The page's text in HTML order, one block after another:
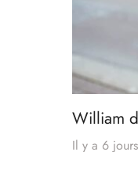
William
Il y a 6 jours